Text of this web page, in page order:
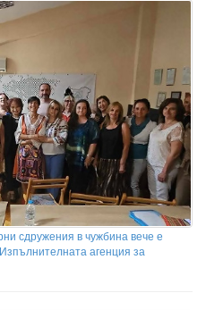
сдружения в чужбина вече е
агенция за